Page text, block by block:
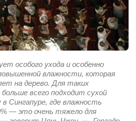
особого ухода и особенно
влажности, которая
на дерево. Для таких
всего подходит сухой
Сингапуре, где влажность
— это очень тяжело для